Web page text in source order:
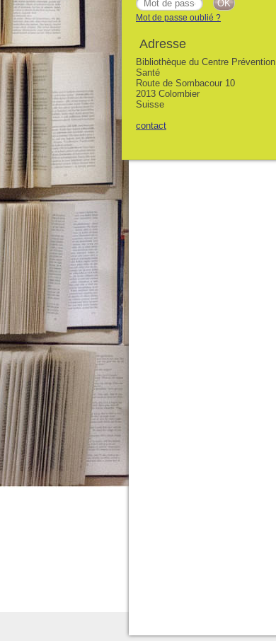
Mot de passe oublié ?
Adresse
Bibliothèque du Centre Prévention
Santé
Route de Sombacour 10
2013 Colombier
Suisse
contact